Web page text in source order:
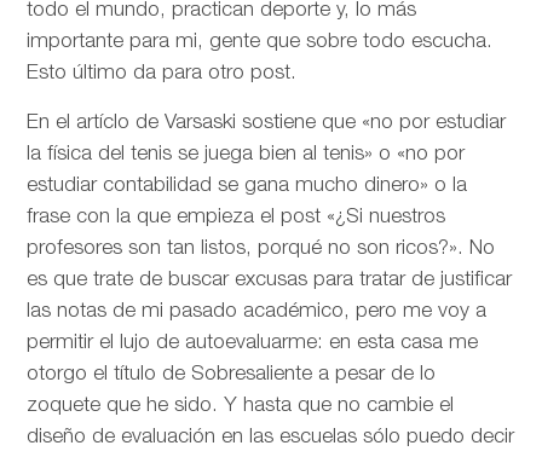
todo el mundo, practican deporte y, lo más
importante para mi, gente que sobre todo escucha.
Esto último da para otro post.
En el artíclo deVarsaski sostiene que «no por estudiar
la física del tenis se juega bien al tenis» o «no por
estudiar contabilidad se gana mucho dinero» o la
frase con la que empieza el post «¿Si nuestros
profesores son tan listos, porqué no son ricos?». No
es que trate de buscar excusas para tratar de justificar
las notas de mi pasado académico, pero me voy a
permitir el lujo de autoevaluarme: en esta casa me
otorgo el título de Sobresaliente a pesar de lo
zoquete que he sido. Y hasta que no cambie el
diseño de evaluación en las escuelas sólo puedo decir